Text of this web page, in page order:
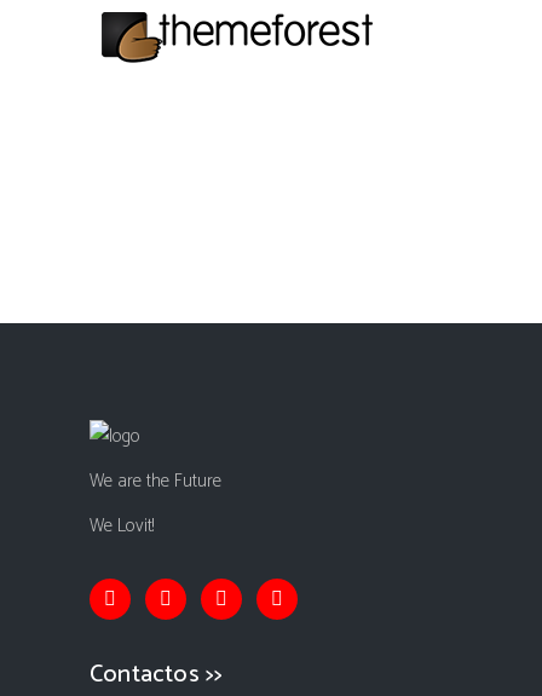
We are the Future
We Lovit!
Contactos >>